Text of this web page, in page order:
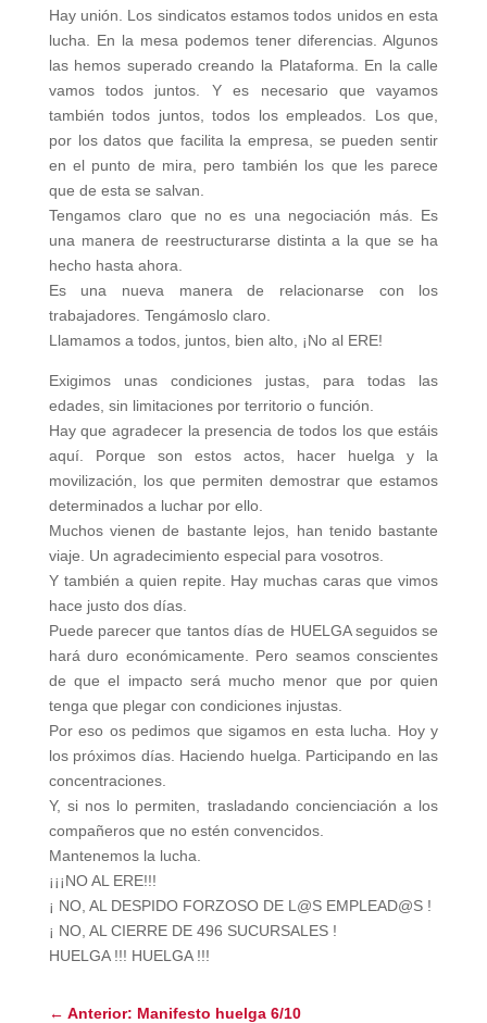
Hay unión. Los sindicatos estamos todos unidos en esta
lucha. En la mesa podemos tener diferencias. Algunos
las hemos superado creando la Plataforma. En la calle
vamos todos juntos. Y es necesario que vayamos
también todos juntos, todos los empleados. Los que,
por los datos que facilita la empresa, se pueden sentir
en el punto de mira, pero también los que les parece
que de esta se salvan.
Tengamos claro que no es una negociación más. Es
una manera de reestructurarse distinta a la que se ha
hecho hasta ahora.
Es una nueva manera de relacionarse con los
trabajadores. Tengámoslo claro.
Llamamos a todos, juntos, bien alto, ¡No al ERE!
Exigimos unas condiciones justas, para todas las
edades, sin limitaciones por territorio o función.
Hay que agradecer la presencia de todos los que estáis
aquí. Porque son estos actos, hacer huelga y la
movilización, los que permiten demostrar que estamos
determinados a luchar por ello.
Muchos vienen de bastante lejos, han tenido bastante
viaje. Un agradecimiento especial para vosotros.
Y también a quien repite. Hay muchas caras que vimos
hace justo dos días.
Puede parecer que tantos días de HUELGA seguidos se
hará duro económicamente. Pero seamos conscientes
de que el impacto será mucho menor que por quien
tenga que plegar con condiciones injustas.
Por eso os pedimos que sigamos en esta lucha. Hoy y
los próximos días. Haciendo huelga. Participando en las
concentraciones.
Y, si nos lo permiten, trasladando concienciación a los
compañeros que no estén convencidos.
Mantenemos la lucha.
¡¡¡NO AL ERE!!!
¡ NO, AL DESPIDO FORZOSO DE L@S EMPLEAD@S !
¡ NO, AL CIERRE DE 496 SUCURSALES !
HUELGA !!! HUELGA !!!
← Anterior: Manifesto huelga 6/10